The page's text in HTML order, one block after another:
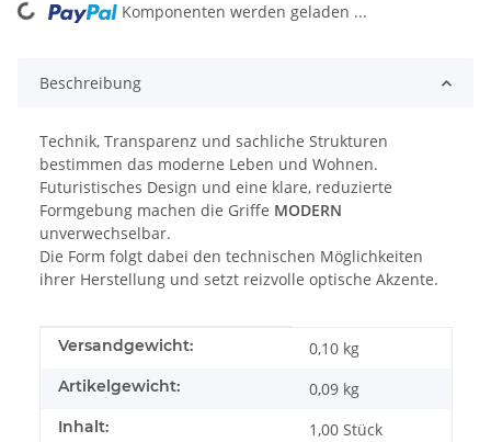
Loading... Komponenten werden geladen ...
Beschreibung
Technik, Transparenz und sachliche Strukturen
bestimmen das moderne Leben und Wohnen.
Futuristisches Design und eine klare, reduzierte
Formgebung machen die Griffe MODERN
unverwechselbar.
Die Form folgt dabei den technischen Möglichkeiten
ihrer Herstellung und setzt reizvolle optische Akzente.
Produkteigenschaft
Wert
Versandgewicht: 0,10 kg
Artikelgewicht: 0,09 kg
Inhalt: 1,00 Stück